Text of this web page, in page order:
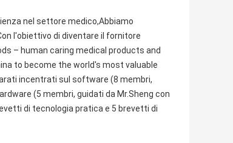
nel settore medico,Abbiamo
l'obiettivo di diventare il fornitore
– human caring medical products and
to become the world's most valuable
incentrati sul software (8 membri,
(5 membri, guidati da Mr.Sheng con
di tecnologia pratica e 5 brevetti di